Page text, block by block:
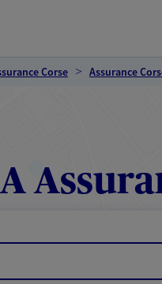
Corse Assurance